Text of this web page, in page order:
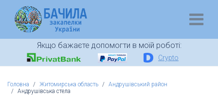
Якщо бажаєте допомогти в моїй роботі:
Crypto
Головна Житомирська область
Андрушівський район
Андрушівська стела